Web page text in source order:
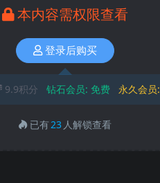
本内容需权限查看
登录后购买
9.9积分 钻石会员: 免费 永久会员:
已有23 人解锁查看